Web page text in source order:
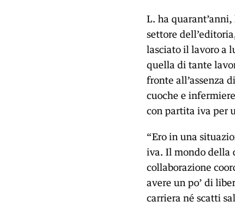
L. ha
settore
lasciato il lavoro a
quella di tante
fronte all’assenza
cuoche e
con partita iva per
“Ero in una
iva. Il mondo della
collaborazione
avere un po’ di
carriera né scatti